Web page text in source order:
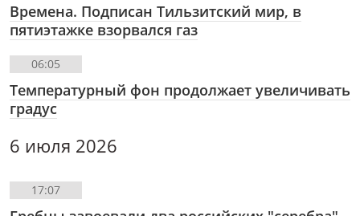
Времена. Подписан Тильзитский мир, в
пятиэтажке взорвался газ
06:05
Температурный фон продолжает увеличивать
градус
6 июля 2026
17:07